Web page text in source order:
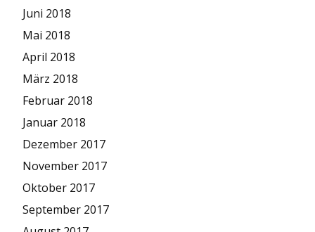
Juni 2018
Mai 2018
April 2018
März 2018
Februar 2018
Januar 2018
Dezember 2017
November 2017
Oktober 2017
September 2017